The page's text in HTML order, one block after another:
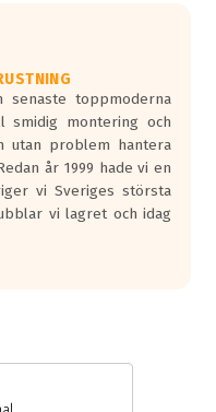
senaste toppmoderna
smidig montering och
utan problem hantera
år 1999 hade vi en
vi Sveriges största
vi lagret och idag